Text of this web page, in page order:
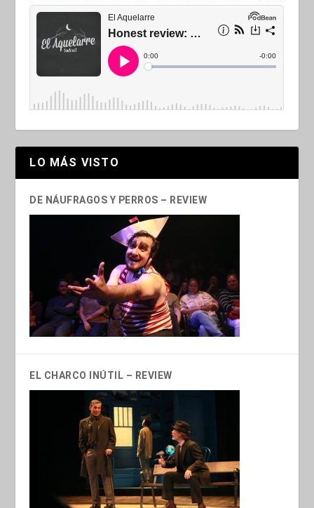
LO MÁS VISTO
DE NÁUFRAGOS Y PERROS – REVIEW
EL CHARCO INÚTIL – REVIEW